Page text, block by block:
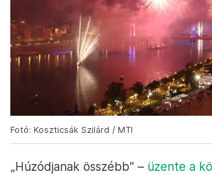
Fotó: Koszticsák Szilárd / MTI
„Húzódjanak összébb” – üzente a